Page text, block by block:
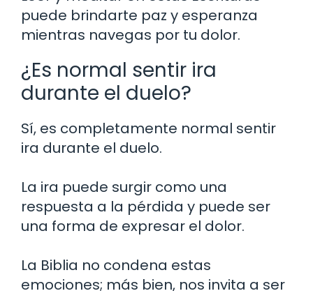
puede brindarte paz y esperanza
mientras navegas por tu dolor.
¿Es normal sentir ira
durante el duelo?
Sí, es completamente normal sentir
ira durante el duelo.
La ira puede surgir como una
respuesta a la pérdida y puede ser
una forma de expresar el dolor.
La Biblia no condena estas
emociones; más bien, nos invita a ser